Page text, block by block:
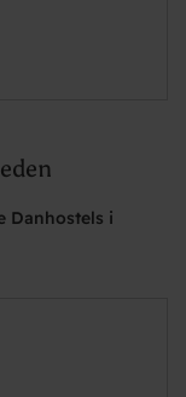
Danhostels i